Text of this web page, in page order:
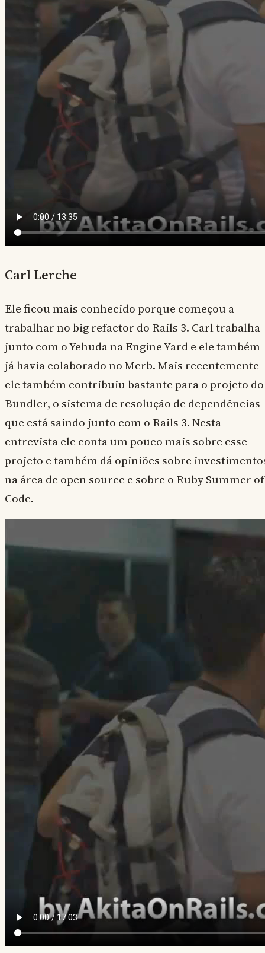
Carl Lerche
Ele ficou mais conhecido porque começou a
trabalhar no big refactor do Rails 3. Carl trabalha
junto com o Yehuda na Engine Yard e ele também
já havia colaborado no Merb. Mais recentemente
ele também contribuiu bastante para o projeto do
Bundler, o sistema de resolução de dependências
que está saindo junto com o Rails 3. Nesta
entrevista ele conta um pouco mais sobre esse
projeto e também dá opiniões sobre
na área de open source e sobre o Ruby Summer of
Code.